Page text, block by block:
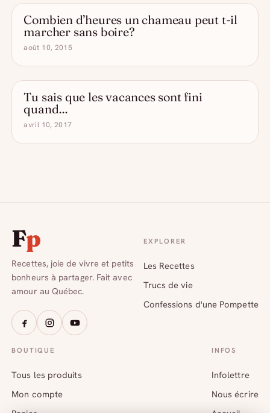
- DRÔLE D'ALCOOL
Combien d’heures un chameau peut t-il
marcher sans boire?
août 10, 2015
- DRÔLE D'ALCOOL
Tu sais que les vacances sont fini
quand…
avril 10, 2017
Fp
Recettes, joie de vivre et petits
bonheurs à partager. Fait avec
amour au Québec.
EXPLORER
Les Recettes
Trucs de vie
Confessions d'une Pompette
BOUTIQUE
Tous les produits
Mon compte
INFOS
Infolettre
Nous écrire